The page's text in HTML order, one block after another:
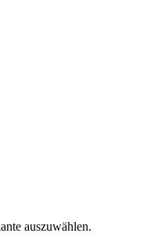
auszuwählen.